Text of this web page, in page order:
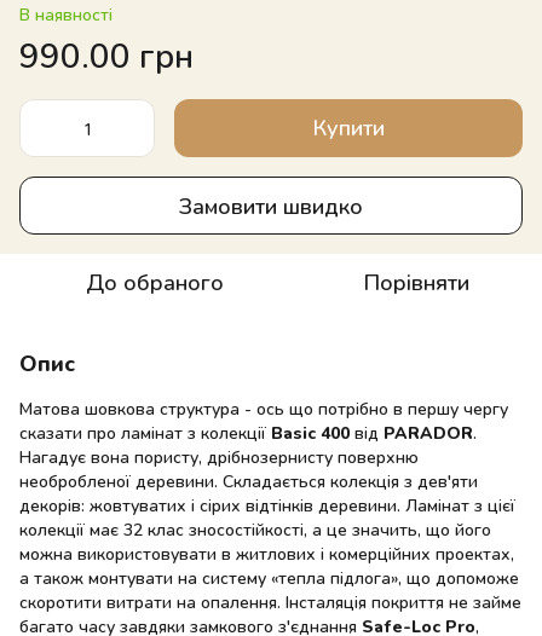
В наявності
990.00 грн
Купити
Замовити швидко
До обраного Порівняти
Опис
Матова шовкова структура - ось що потрібно в першу чергу
сказати про ламінат з колекції Basic 400 від PARADOR.
Нагадує вона пористу, дрібнозернисту поверхню
необробленої деревини. Складається колекція з дев'яти
декорів: жовтуватих і сірих відтінків деревини. Ламінат з цієї
колекції має 32 клас зносостійкості, а це значить, що його
можна використовувати в житлових і комерційних проектах,
а також монтувати на систему «тепла підлога», що допоможе
скоротити витрати на опалення. Інсталяція покриття не займе
багато часу завдяки замкового з'єднання Safe-Loc Pro,